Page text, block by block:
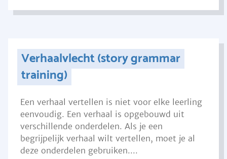
Verhaalvlecht (story grammar
training)
Een verhaal vertellen is niet voor elke leerling
eenvoudig. Een verhaal is opgebouwd uit
verschillende onderdelen. Als je een
begrijpelijk verhaal wilt vertellen, moet je al
deze onderdelen gebruiken....